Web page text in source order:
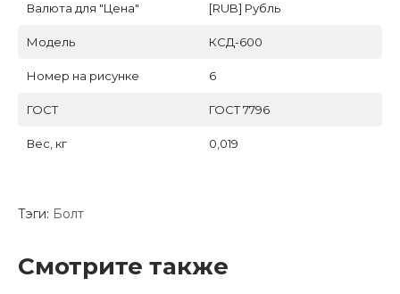
Валюта для "Цена" [RUB] Рубль
Модель КСД-600
Номер на рисунке 6
ГОСТ ГОСТ 7796
Вес, кг 0,019
Тэги: Болт
Смотрите также